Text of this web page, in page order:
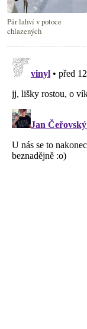
Pár lahví v potoce
chlazených